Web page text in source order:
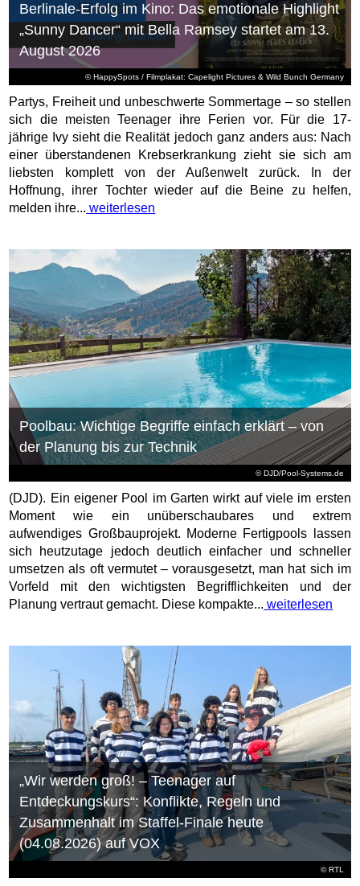
© HappySpots / Filmplakat: Capelight Pictures & Wild Bunch Germany
Berlinale-Erfolg im Kino: Das emotionale Highlight
„Sunny Dancer“ mit Bella Ramsey startet am 13.
August 2026
Partys, Freiheit und unbeschwerte Sommertage – so stellen
sich die meisten Teenager ihre Ferien vor. Für die 17-
jährige Ivy sieht die Realität jedoch ganz anders aus: Nach
einer überstandenen Krebserkrankung zieht sie sich am
liebsten komplett von der Außenwelt zurück. In der
Hoffnung, ihrer Tochter wieder auf die Beine zu helfen,
melden ihre... weiterlesen
© DJD/Pool-Systems.de
Poolbau: Wichtige Begriffe einfach erklärt – von
der Planung bis zur Technik
(DJD). Ein eigener Pool im Garten wirkt auf viele im ersten
Moment wie ein unüberschaubares und extrem
aufwendiges Großbauprojekt. Moderne Fertigpools lassen
sich heutzutage jedoch deutlich einfacher und schneller
umsetzen als oft vermutet – vorausgesetzt, man hat sich im
Vorfeld mit den wichtigsten Begrifflichkeiten und der
Planung vertraut gemacht. Diese kompakte... weiterlesen
©RTL
„Wir werden groß! – Teenager auf
Entdeckungskurs“: Konflikte, Regeln und
Zusammenhalt im Staffel-Finale heute
(04.08.2026) auf VOX